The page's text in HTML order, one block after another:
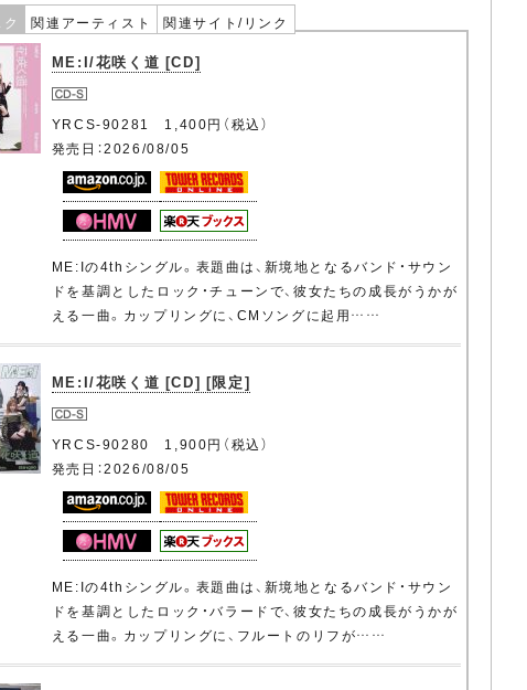
関連アーティスト 関連サイト/リンク
ME:I/花咲く道 [CD]
YRCS-90281 1,400円（税込）
発売日：2026/08/05
ME:Iの4thシングル。表題曲は、新境地となるバンド・サウン
ドを基調としたロック・チューンで、彼女たちの成長がうかが
える一曲。カップリングに、CMソングに起用……
ME:I/花咲く道 [CD] [限定]
YRCS-90280 1,900円（税込）
発売日：2026/08/05
ME:Iの4thシングル。表題曲は、新境地となるバンド・サウン
ドを基調としたロック・バラードで、彼女たちの成長がうかが
える一曲。カップリングに、フルートのリフが……